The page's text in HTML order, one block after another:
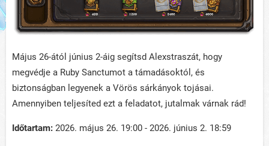
Május 26-ától június 2-áig segítsd Alexstraszát, hogy
megvédje a Ruby Sanctumot a támadásoktól, és
biztonságban legyenek a Vörös sárkányok tojásai.
Amennyiben teljesíted ezt a feladatot, jutalmak várnak rád!
Időtartam: 2026. május 26. 19:00 - 2026. június 2. 18:59